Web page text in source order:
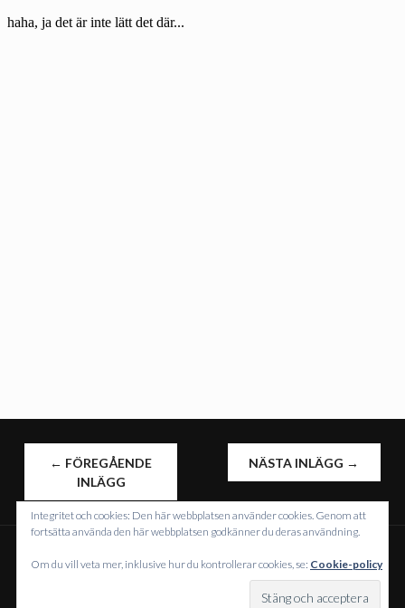
INLÄGGSNAVIGERING
← FÖREGÅENDE
INLÄGG
NÄSTA INLÄGG →
DRIVS MED WORDPRESS
WORDPRESS.COM
Integritet och cookies: Den här webbplatsen använder cookies. Genom att
fortsätta använda den här webbplatsen godkänner du deras användning.
Om du vill veta mer, inklusive hur du kontrollerar cookies, se: Cookie-policy